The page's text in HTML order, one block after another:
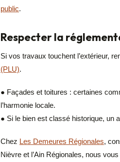
public.
Respecter la
Si vos travaux touchent l’extérieur,
(PLU).
● Façades et toitures : certaines
l’harmonie locale.
● Si le bien est classé historique, un
Chez Les Demeures Régionales,
Nièvre et l’Ain Régionales, nous